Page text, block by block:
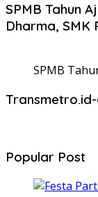
SPMB Tahun
Dharma, SMK
SPMB
Popular Post